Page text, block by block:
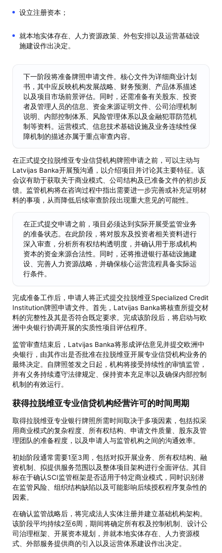
设立注册资本；
就本地实体存在、人力资源政策、外包安排以及运营基础设
施建设作出决定。
下一阶段将准备牌照申请文件。核心文件为详细商业计划
书，其中应反映机构发展战略、财务预测、产品体系描述
以及项目市场前景评估。同时，还需准备有关股东、投资
者及管理人员的信息、资金来源证明文件、公司治理机制
说明、内部控制体系、风险管理体系以及金融犯罪防范机
制等资料。运营模式、信息技术基础设施及业务连续性保
障机制的描述亦属于重点审查内容。
在正式提交拉脱维亚专业信贷机构牌照申请之前，可以主动与
Latvijas Banka开展预沟通，以介绍项目并讨论其主要特征。该
会议有助于获取关于商业模式、公司结构及已准备文件的初步反
馈。监管机构将在咨询过程中指出需要进一步完善或补充证明材
料的事项，从而降低后续审查阶段出现重大意见的可能性。
在正式提交申请之前，项目必须达到实际开展受监管业务
的准备状态。在此阶段，将对股东及投资者相关资料进行
深入审查，分析所有权结构透明度，并确认用于形成机构
资本的资金来源合法性。同时，还将推进银行基础设施建
设、完善人力资源战略，并确保核心运营流程具备实际运
行条件。
完成准备工作后，申请人将正式提交拉脱维亚Specialized Credit
Institution牌照申请文件。首先，Latvijas Banka将核查所提交材
料的完整性及其是否符合既定要求。完成该阶段后，将启动与欧
洲中央银行协调开展的实质性项目评估程序。
监管审查结束后，Latvijas Banka将形成评估意见并提交欧洲中
央银行，由其作出是否批准在拉脱维亚开展专业信贷机构业务的
最终决定。自牌照签发之日起，机构将接受持续性的审慎监管，
并有义务持续遵守法律规定、保持资本充足率以及确保内部控制
机制的有效运行。
获得拉脱维亚专业信贷机构经营许可的时间周期
取得拉脱维亚专业银行牌照所需时间取决于多项因素，包括拟采
用商业模式的复杂程度、所有权结构、申请文件质量、股东及管
理团队的准备程度，以及申请人与监管机构之间的沟通效率。
初始阶段通常需要1至3周，包括对拟开展业务、所有权结构、融
资机制、拟提供服务范围以及整体项目架构进行全面评估。其目
标在于确认SCI监管框架是否适用于特定商业模式，同时识别潜
在监管风险、组织结构缺陷以及可能影响后续授权程序复杂性的
因素。
在确认监管战略后，将完成法人实体注册并建立基础机构架构。
该阶段平均持续2至6周，期间将确定所有权及控制机制、设计公
司治理框架、开展资本规划，并就本地实体存在、人力资源模
式、外部服务提供商的引入以及运营体系建设作出决定。